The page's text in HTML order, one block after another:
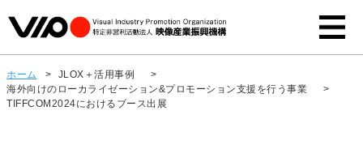
ホーム > JLOX＋活用事例
>
海外向けのローカライゼーション&プロモーション支援を行う事業
>
TIFFCOM2024におけるブース出展